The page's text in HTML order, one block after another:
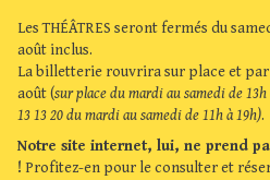
Les THÉÂTRES seront fermés du
août inclus.
La billetterie rouvrira sur place et
août (sur place du mardi au samedi de
13 13 20 du mardi au samedi de 11h à 19h).
Notre site internet, lui, ne prend
! Profitez-en pour le consulter et